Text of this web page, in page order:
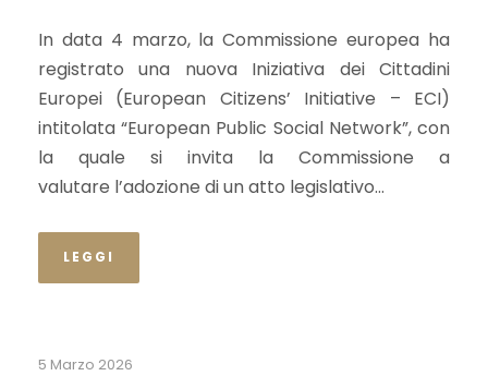
In data 4 marzo, la Commissione europea ha
registrato una nuova Iniziativa dei Cittadini
Europei (European Citizens’ Initiative – ECI)
intitolata “European Public Social Network”, con
la quale si invita la Commissione a
valutare l’adozione di un atto legislativo...
LEGGI
5 Marzo 2026